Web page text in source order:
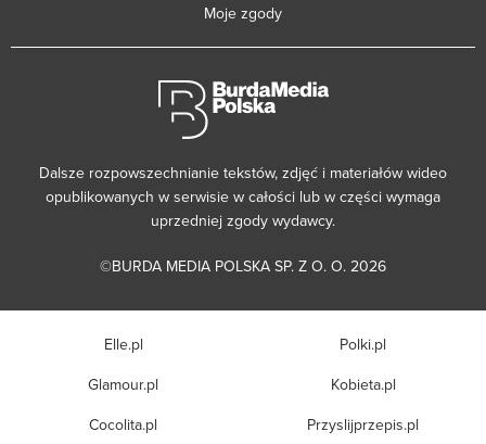
Moje zgody
Dalsze rozpowszechnianie tekstów, zdjęć i materiałów wideo
opublikowanych w serwisie w całości lub w części wymaga
uprzedniej zgody wydawcy.
©BURDA MEDIA POLSKA SP. Z O. O. 2026
Elle.pl
Glamour.pl
Cocolita.pl
Polki.pl
Kobieta.pl
Przyslijprzepis.pl